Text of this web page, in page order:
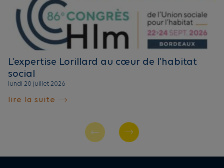
L’expertise Lorillard au cœur de l’habitat
social
lundi 20 juillet 2026
lire la suite